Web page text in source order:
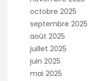
octobre 2025
septembre 2025
août 2025
juillet 2025
juin 2025
mai 2025